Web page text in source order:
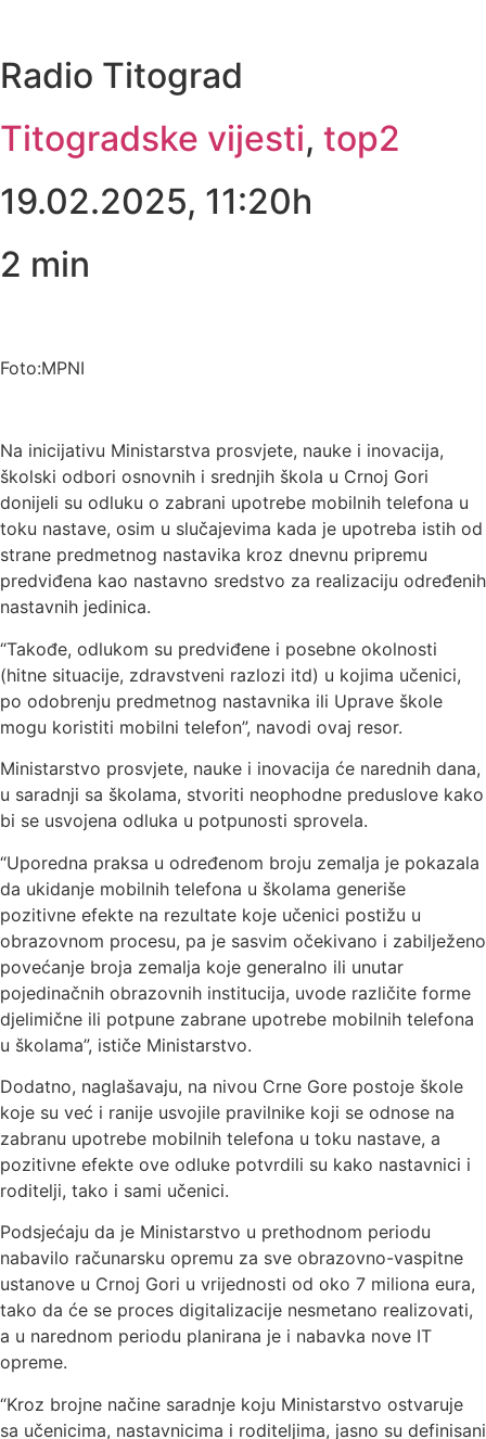
Radio Titograd
Titogradske vijesti, top2
19.02.2025, 11:20h
2 min
Foto:MPNI
Na inicijativu Ministarstva prosvjete, nauke i inovacija,
školski odbori osnovnih i srednjih škola u Crnoj Gori
donijeli su odluku o zabrani upotrebe mobilnih telefona u
toku nastave, osim u slučajevima kada je upotreba istih od
strane predmetnog nastavika kroz dnevnu pripremu
predviđena kao nastavno sredstvo za realizaciju određenih
nastavnih jedinica.
“Takođe, odlukom su predviđene i posebne okolnosti
(hitne situacije, zdravstveni razlozi itd) u kojima učenici,
po odobrenju predmetnog nastavnika ili Uprave škole
mogu koristiti mobilni telefon”, navodi ovaj resor.
Ministarstvo prosvjete, nauke i inovacija će narednih dana,
u saradnji sa školama, stvoriti neophodne preduslove kako
bi se usvojena odluka u potpunosti sprovela.
“Uporedna praksa u određenom broju zemalja je pokazala
da ukidanje mobilnih telefona u školama generiše
pozitivne efekte na rezultate koje učenici postižu u
obrazovnom procesu, pa je sasvim očekivano i zabilježeno
povećanje broja zemalja koje generalno ili unutar
pojedinačnih obrazovnih institucija, uvode različite forme
djelimične ili potpune zabrane upotrebe mobilnih telefona
u školama”, ističe Ministarstvo.
Dodatno, naglašavaju, na nivou Crne Gore postoje škole
koje su već i ranije usvojile pravilnike koji se odnose na
zabranu upotrebe mobilnih telefona u toku nastave, a
pozitivne efekte ove odluke potvrdili su kako nastavnici i
roditelji, tako i sami učenici.
Podsjećaju da je Ministarstvo u prethodnom periodu
nabavilo računarsku opremu za sve obrazovno-vaspitne
ustanove u Crnoj Gori u vrijednosti od oko 7 miliona eura,
tako da će se proces digitalizacije nesmetano realizovati,
a u narednom periodu planirana je i nabavka nove IT
opreme.
“Kroz brojne načine saradnje koju Ministarstvo ostvaruje
sa učenicima, nastavnicima i roditeljima, jasno su definisani